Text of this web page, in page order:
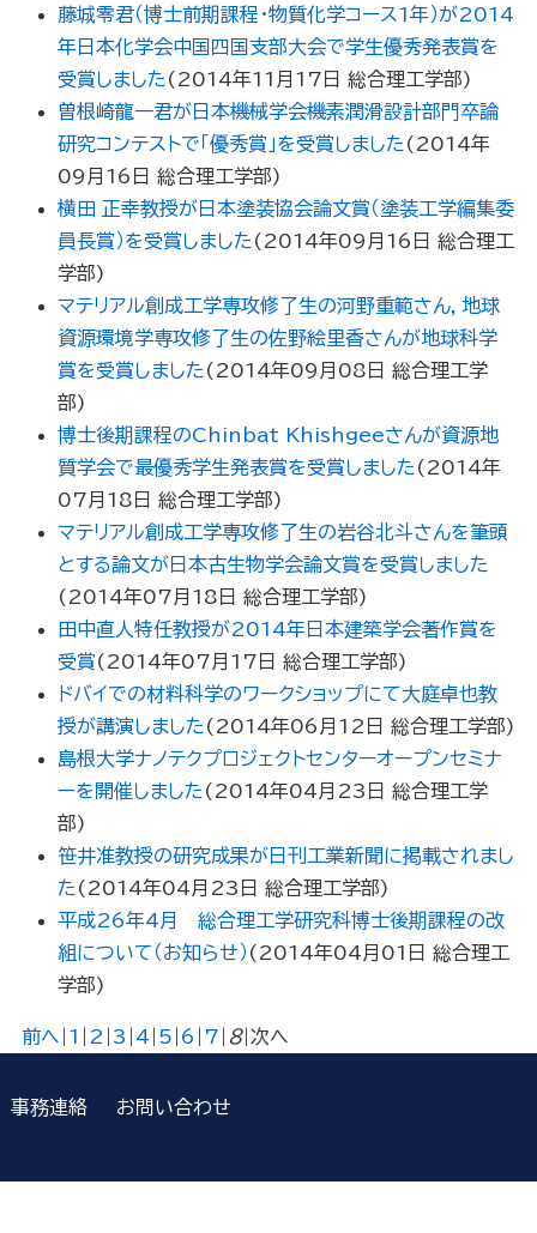
藤城零君（博士前期課程・物質化学コース1年）が2014
年日本化学会中国四国支部大会で学生優秀発表賞を
受賞しました ( 2014年11月17日 総合理工学部)
曽根崎龍一君が日本機械学会機素潤滑設計部門卒論
研究コンテストで「優秀賞」を受賞しました ( 2014年
09月16日 総合理工学部)
横田 正幸教授が日本塗装協会論文賞（塗装工学編集委
員長賞）を受賞しました ( 2014年09月16日 総合理工
学部)
マテリアル創成工学専攻修了生の河野重範さん，地球
資源環境学専攻修了生の佐野絵里香さんが地球科学
賞を受賞しました ( 2014年09月08日 総合理工学
部)
博士後期課程のChinbat Khishgeeさんが資源地
質学会で最優秀学生発表賞を受賞しました ( 2014年
07月18日 総合理工学部)
マテリアル創成工学専攻修了生の岩谷北斗さんを筆頭
とする論文が日本古生物学会論文賞を受賞しました
( 2014年07月18日 総合理工学部)
田中直人特任教授が2014年日本建築学会著作賞を
受賞( 2014年07月17日 総合理工学部)
ドバイでの材料科学のワークショップにて大庭卓也教
授が講演しました ( 2014年06月12日 総合理工学部)
島根大学ナノテクプロジェクトセンターオープンセミナ
ーを開催しました ( 2014年04月23日 総合理工学
部)
笹井准教授の研究成果が日刊工業新聞に掲載されまし
た ( 2014年04月23日 総合理工学部)
平成26年4月 総合理工学研究科博士後期課程の改
組について（お知らせ） ( 2014年04月01日 総合理工
学部)
前へ 1 2 3 4 5 6 7 8| 次へ
事務連絡 お問い合わせ